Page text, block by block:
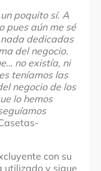
poquito sí. A
pues aún me sé
dedicadas
del negocio.
no existía, ni
teníamos las
negocio de los
lo hemos
con su
utilizado y sigue